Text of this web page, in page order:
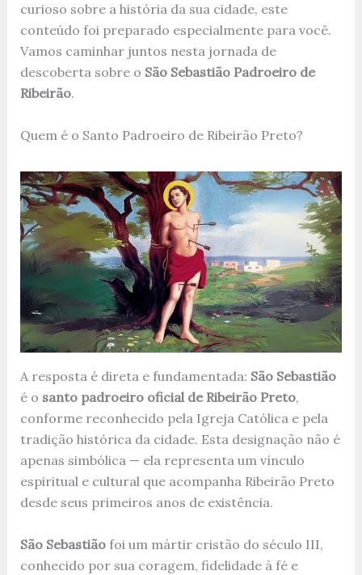
curioso sobre a história da sua cidade, este
conteúdo foi preparado especialmente para você.
Vamos caminhar juntos nesta jornada de
descoberta sobre o São Sebastião Padroeiro de
Ribeirão.
Quem é o Santo Padroeiro de Ribeirão Preto?
A resposta é direta e fundamentada: São Sebastião
é o santo padroeiro oficial de Ribeirão Preto,
conforme reconhecido pela Igreja Católica e pela
tradição histórica da cidade. Esta designação não é
apenas simbólica — ela representa um vínculo
espiritual e cultural que acompanha Ribeirão Preto
desde seus primeiros anos de existência.
São Sebastiãofoi um mártir cristão do século III,
conhecido por sua coragem, fidelidade à fé e